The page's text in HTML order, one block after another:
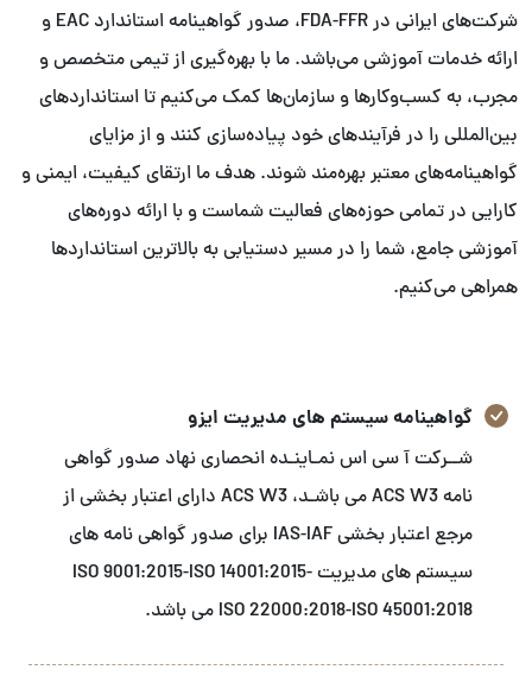
شرکت‌های ایرانی در FDA-FFR، صدور گواهینامه استاندارد EAC و
ارائه خدمات آموزشی می‌باشد. ما با بهره‌گیری از تیمی متخصص و
مجرب، به کسب‌وکارها و سازمان‌ها کمک می‌کنیم تا استانداردهای
بین‌المللی را در فرآیندهای خود پیاده‌سازی کنند و از مزایای
گواهینامه‌های معتبر بهره‌مند شوند. هدف ما ارتقای کیفیت، ایمنی و
کارایی در تمامی حوزه‌های فعالیت شماست و با ارائه دوره‌های
آموزشی جامع، شما را در مسیر دستیابی به بالاترین استانداردها
همراهی می‌کنیم.
گواهینامه سیستم های مدیریت ایزو
شــرکت آ سی اس نمـاینـده انحصاری نهاد صدور گواهی
نامه ACS W3 می باشـد، ACS W3 دارای اعتبار بخشی از
مرجع اعتبار بخشی IAS-IAF برای صدور گواهی نامه های
سیستم های مدیریت ISO 9001:2015-ISO 14001:2015-
ISO 22000:2018-ISO 45001:2018 می باشد.